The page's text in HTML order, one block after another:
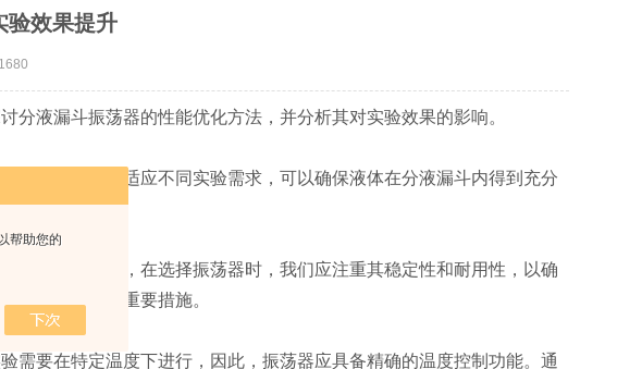
帮助您的
验效果提升
分液漏斗振荡器的性能优化方法，并分析其对实验效果的影响。
参数，使其适应不同实验需求，可以确保液体在分液漏斗内得到充分
果的准确性。
结果。因此，在选择振荡器时，我们应注重其稳定性和耐用性，以确
其性能稳定的重要措施。
要在特定温度下进行，因此，振荡器应具备精确的温度控制功能。通